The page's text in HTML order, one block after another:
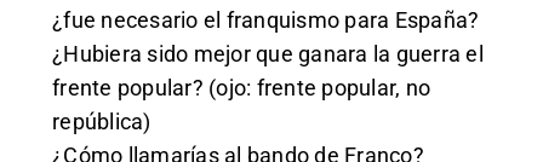
¿fue necesario el franquismo para España?
¿Hubiera sido mejor que ganara la guerra el
frente popular? (ojo: frente popular, no
república)
¿Cómo llamarías al bando de Franco?